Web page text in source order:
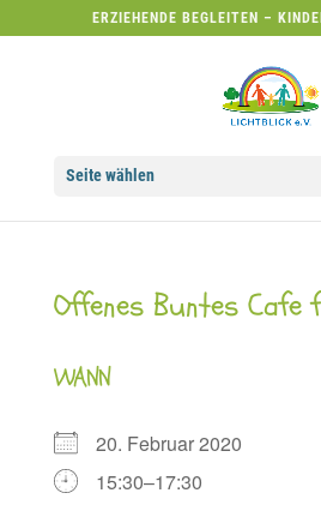
ERZIEHENDE BEGLEITEN –
Seite wählen
Offenes Buntes Cafe
WANN
20. Februar 2020
15:30–17:30